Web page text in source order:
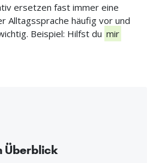
ersetzen fast immer eine
Alltagssprache häufig vor und
Beispiel: Hilfst du mir
Überblick